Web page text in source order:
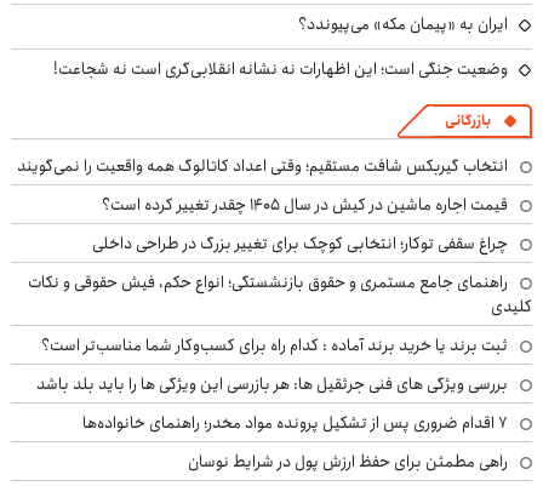
ایران به «پیمان مکه» می‌پیوندد؟
وضعیت جنگی است؛ این اظهارات نه نشانه انقلابی‌گری است نه شجاعت!
بازرگانی
انتخاب گیربکس شافت مستقیم؛ وقتی اعداد کاتالوگ همه واقعیت را نمی‌گویند
قیمت اجاره ماشین در کیش در سال ۱۴۰۵ چقدر تغییر کرده است؟
چراغ سقفی توکار؛ انتخابی کوچک برای تغییر بزرگ در طراحی داخلی
راهنمای جامع مستمری و حقوق بازنشستگی؛ انواع حکم، فیش حقوقی و نکات
کلیدی
ثبت برند یا خرید برند آماده : کدام راه برای کسب‌وکار شما مناسب‌تر است؟
بررسی ویژگی های فنی جرثقیل ها: هر بازرسی این ویژگی ها را باید بلد باشد
۷ اقدام ضروری پس از تشکیل پرونده مواد مخدر؛ راهنمای خانواده‌ها
راهی مطمئن برای حفظ ارزش پول در شرایط نوسان